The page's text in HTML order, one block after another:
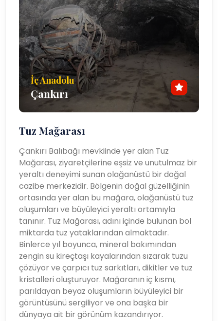
İç Anadolu
Çankırı
Tuz Mağarası
Çankırı Balıbağı mevkiinde yer alan Tuz
Mağarası, ziyaretçilerine eşsiz ve unutulmaz bir
yeraltı deneyimi sunan olağanüstü bir doğal
cazibe merkezidir. Bölgenin doğal güzelliğinin
ortasında yer alan bu mağara, olağanüstü tuz
oluşumları ve büyüleyici yeraltı ortamıyla
tanınır. Tuz Mağarası, adını içinde bulunan bol
miktarda tuz yataklarından almaktadır.
Binlerce yıl boyunca, mineral bakımından
zengin su kireçtaşı kayalarından sızarak tuzu
çözüyor ve çarpıcı tuz sarkıtları, dikitler ve tuz
kristalleri oluşturuyor. Mağaranın iç kısmı,
parıldayan beyaz oluşumların büyüleyici bir
görüntüsünü sergiliyor ve ona başka bir
dünyaya ait bir görünüm kazandırıyor.